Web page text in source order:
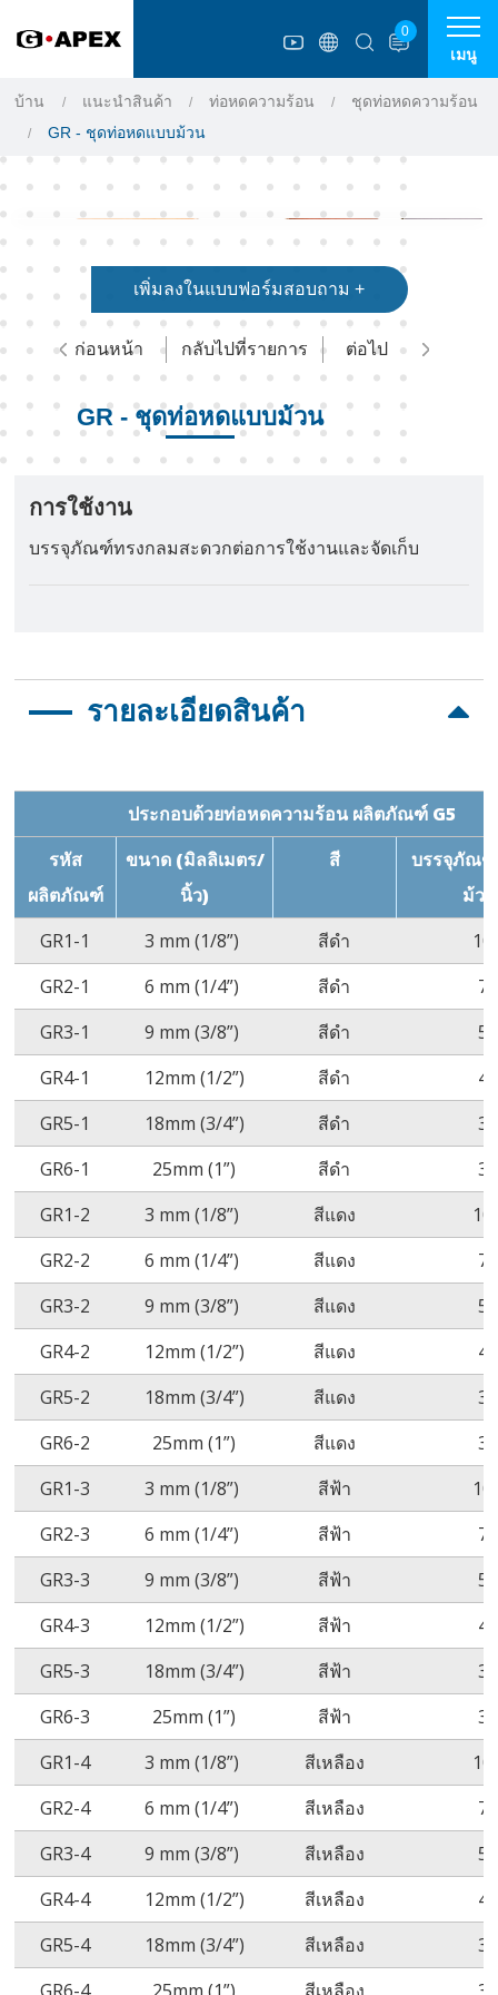
เมนู
0
บ้าน แนะนำสินค้า ท่อหดความร้อน
ชุดท่อหดความร้อน
GR - ชุดท่อหดแบบม้วน
เพิ่มลงในแบบฟอร์มสอบถาม +
ก่อนหน้า กลับไปที่รายการ ต่อไป
GR - ชุดท่อหดแบบม้วน
การใช้งาน
บรรจุภัณฑ์ทรงกลมสะดวกต่อการใช้งานและจัดเก็บ
รายละเอียดสินค้า
ประกอบด้วยท่อหดความร้อน ผลิตภัณฑ์ G5
รหัส
ผลิตภัณฑ์
ขนาด (มิลลิเมตร/
นิ้ว)
สี
บรรจุภัณฑ์
ม้ว
GR1-1
3 mm (1/8”) สีดำ
10
GR2-1
6 mm (1/4”) สีดำ
7
GR3-1
9 mm (3/8”) สีดำ
5
GR4-1
12mm (1/2”) สีดำ
4
GR5-1
18mm (3/4”) สีดำ
3
GR6-1
25mm (1”) สีดำ
3
GR1-2
3 mm (1/8”) สีแดง
10
GR2-2
6 mm (1/4”) สีแดง
7
GR3-2
9 mm (3/8”) สีแดง
5
GR4-2
12mm (1/2”) สีแดง
4
GR5-2
18mm (3/4”) สีแดง
3
GR6-2
25mm (1”) สีแดง
3
GR1-3
3 mm (1/8”) สีฟ้า
10
GR2-3
6 mm (1/4”) สีฟ้า
7
GR3-3
9 mm (3/8”) สีฟ้า
5
GR4-3
12mm (1/2”) สีฟ้า
4
GR5-3
18mm (3/4”) สีฟ้า
3
GR6-3
25mm (1”) สีฟ้า
3
GR1-4
3 mm (1/8”) สีเหลือง
10
GR2-4
6 mm (1/4”) สีเหลือง
7
GR3-4
9 mm (3/8”) สีเหลือง
5
GR4-4
12mm (1/2”) สีเหลือง
4
GR5-4
18mm (3/4”) สีเหลือง
3